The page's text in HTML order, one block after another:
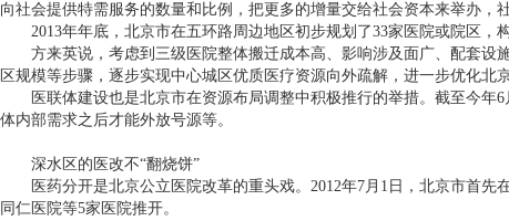
向社会提供特需服务的数量和比例，把更多的增量交给社会资本来举办，
2013年年底，北京市在五环路周边地区初步规划了33家医院或院区，
方来英说，考虑到三级医院整体搬迁成本高、影响涉及面广、配套
区规模等步骤，逐步实现中心城区优质医疗资源向外疏解，进一步优化北
医联体建设也是北京市在资源布局调整中积极推行的举措。截至今年6
体内部需求之后才能外放号源等。
深水区的医改不“翻烧饼”
医药分开是北京公立医院改革的重头戏。 2012年7月 1 日，北京市首先
同仁医院等5家医院推开。